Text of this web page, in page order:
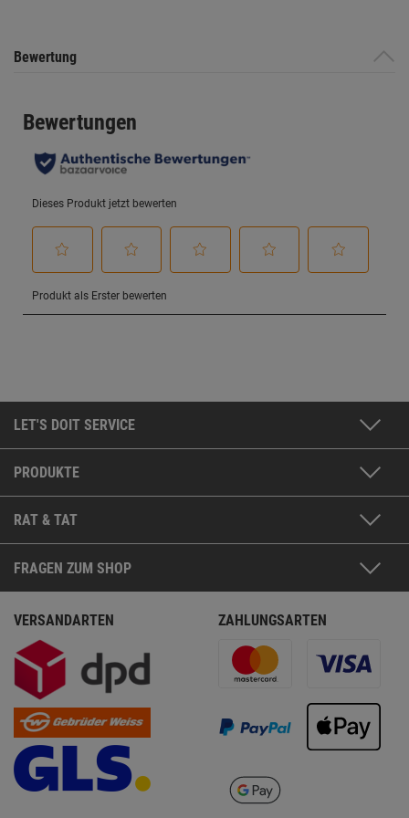
Bewertung
LET'S DOIT SERVICE
PRODUKTE
RAT & TAT
FRAGEN ZUM SHOP
VERSANDARTEN ZAHLUNGSARTEN